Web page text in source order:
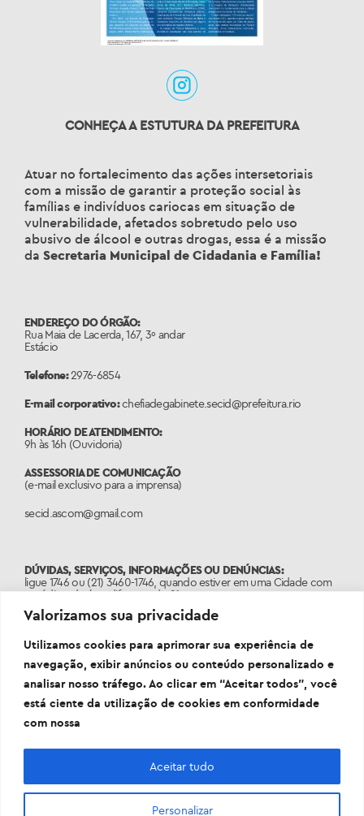
Valorizamos sua privacidade
Utilizamos cookies para aprimorar sua experiência de
navegação, exibir anúncios ou conteúdo personalizado e
analisar nosso tráfego. Ao clicar em “Aceitar todos”, você
está ciente da utilização de cookies em conformidade
com nossa
Personalizar
Aceitar tudo
CONHEÇA A ESTUTURA DA PREFEITURA
Atuar no fortalecimento das ações intersetoriais
com a missão de garantir a proteção social às
famílias e indivíduos cariocas em situação de
vulnerabilidade, afetados sobretudo pelo uso
abusivo de álcool e outras drogas, essa é a missão
da Secretaria Municipal de Cidadania e Família!
ENDEREÇO DO ÓRGÃO:
Rua Maia de Lacerda, 167, 3º andar
Estácio
Telefone:2976-6854
E-mail corporativo:chefiadegabinete.secid@prefeitura.rio
HORÁRIO DE ATENDIMENTO:
9h às 16h (Ouvidoria)
ASSESSORIA DE COMUNICAÇÃO
(e-mail exclusivo para a imprensa)
secid.ascom@gmail.com
DÚVIDAS, SERVIÇOS, INFORMAÇÕES OU DENÚNCIAS:
ligue 1746 ou (21) 3460-1746, quando estiver em uma Cidade com
o código de área diferente do 21.
PORTAL: